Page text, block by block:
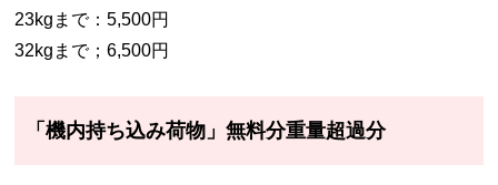
23kgまで：5,500円
32kgまで；6,500円
「機内持ち込み荷物」無料分重量超過分